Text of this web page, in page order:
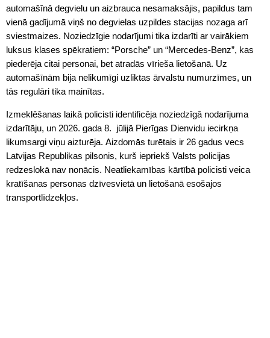
automašīnā degvielu un aizbrauca nesamaksājis, papildus tam
vienā gadījumā viņš no degvielas uzpildes stacijas nozaga arī
sviestmaizes. Noziedzīgie nodarījumi tika izdarīti ar vairākiem
luksus klases spēkratiem: “Porsche” un “Mercedes-Benz”, kas
piederēja citai personai, bet atradās vīrieša lietošanā. Uz
automašīnām bija nelikumīgi uzliktas ārvalstu numurzīmes, un
tās regulāri tika mainītas.
Izmeklēšanas laikā policisti identificēja noziedzīgā nodarījuma
izdarītāju, un 2026. gada 8. jūlijā Pierīgas Dienvidu iecirkņa
likumsargi viņu aizturēja. Aizdomās turētais ir 26 gadus vecs
Latvijas Republikas pilsonis, kurš iepriekš Valsts policijas
redzeslokā nav nonācis. Neatliekamības kārtībā policisti veica
kratīšanas personas dzīvesvietā un lietošanā esošajos
transportlīdzekļos.